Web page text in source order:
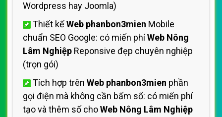
Wordpress hay Joomla)
Thiết kếWeb phanbon3mien Mobile
chuẩn SEO Google: có miến phíWeb Nông
Lâm Nghiệp Reponsive đẹp chuyên nghiệp
(trọn gói)
Tích hợp trên Web phanbon3mien phần
gọi điện mà không cần bấm số: có miến phí
tạo và thêm số choWeb Nông Lâm Nghiệp